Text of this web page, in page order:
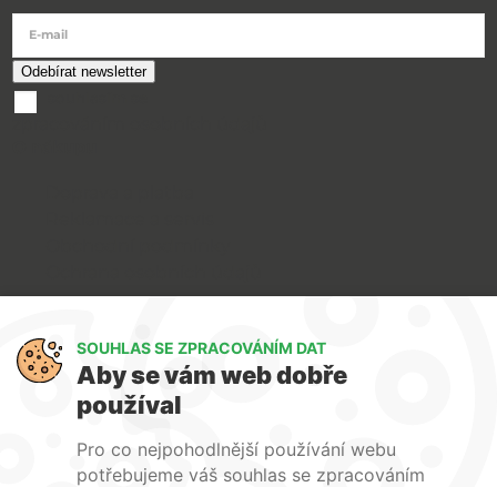
E-mail
O nás
Služby
Kontakty
SOUHLAS SE ZPRACOVÁNÍM DAT
Aby se vám web dobře
používal
Pro co nejpohodlnější používání webu
potřebujeme váš souhlas se zpracováním